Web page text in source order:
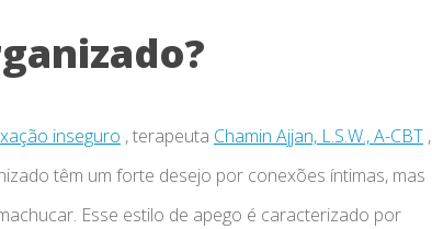
inseguro , terapeuta Chamin Ajjan, L.S.W., A-CBT ,
têm um forte desejo por conexões íntimas, mas
Esse estilo de apego é caracterizado por